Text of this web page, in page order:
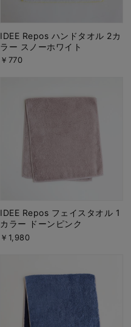
IDEE Repos ハンドタオル 2カ
ラー スノーホワイト
￥770
IDEE Repos フェイスタオル 1
カラー ドーンピンク
￥1,980